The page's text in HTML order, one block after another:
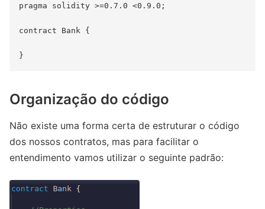
pragma solidity >=0.7.0 <0.9.0;
contract Bank {
Organização do código
Não existe uma forma certa de estruturar o código
dos nossos contratos, mas para facilitar o
entendimento vamos utilizar o seguinte padrão: